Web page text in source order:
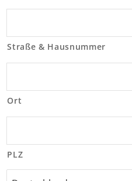
Straße & Hausnummer
Ort
PLZ